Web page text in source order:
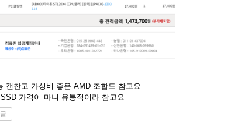
갠찬고 가성비 좋은 AMD 조합도 참고요
가격이 마니 유통적이라 참고요